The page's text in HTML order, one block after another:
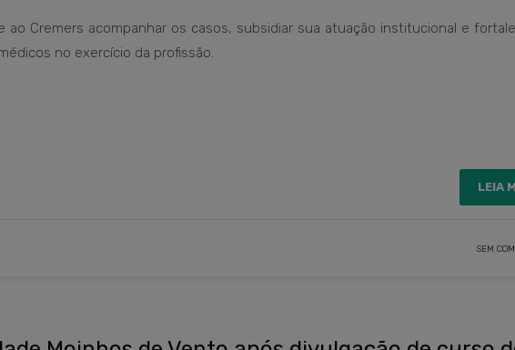
ao Cremers acompanhar os casos, subsidiar sua atuação institucional e
no exercício da profissão.
LEIA
SEM